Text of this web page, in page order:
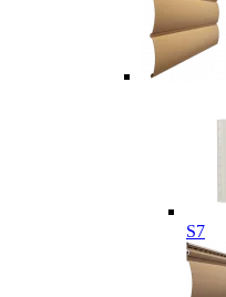
S7